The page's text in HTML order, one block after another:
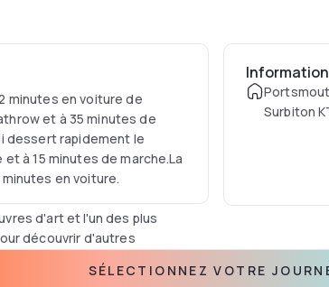
minutes en voiture de
et à 35 minutes de
dessert rapidement le
à 15 minutes de marche.La
en voiture.
d'art et l'un des plus
découvrir d'autres
d'amusement pour tous les
Information
Surbiton
SÉLECTIONNEZ VOTRE